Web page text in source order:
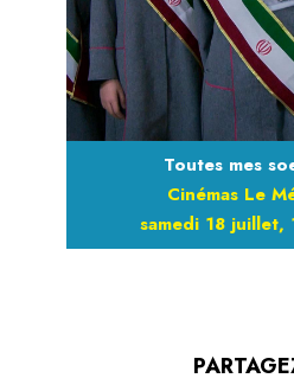
Toutes mes
Cinémas Le
samedi 18 juillet,